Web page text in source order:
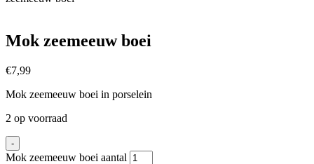
Mok zeemeeuw boei
€7,99
Mok zeemeeuw boei in porselein
2 op voorraad
-
Mok zeemeeuw boei aantal